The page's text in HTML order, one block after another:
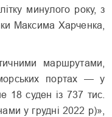
минулого року, з
Максима Харченка,
маршрутами,
портах — у
18 суден із 737 тис.
у грудні 2022 р)»,